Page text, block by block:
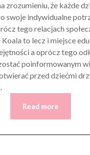
zrozumieniu, że każde
swoje indywidualne
tego relacjach
to lecz i miejsce
a oprócz tego
poinformowanym
przed dziećmi
Read more